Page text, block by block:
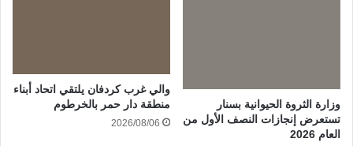
وزارة الثروة الحيوانية بسنار
تستعرض إنجازات النصف الأول من
العام 2026
والي غرب كردفان يلتقي اتحاد أبناء
منطقة دار حمر بالخرطوم
2026/08/06